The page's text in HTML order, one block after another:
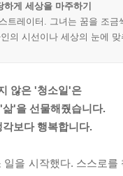
게 세상을 마주하기
트레이터. 그녀는 꿈을 조
의 시선이나 세상의 눈에
않은 '청소일'은
'을 선물해줬습니다.
보다 행복합니다.
일을 시작했다. 스스로